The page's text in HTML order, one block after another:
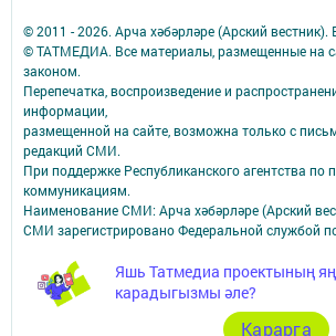
Яшь Татмедиа проектының
карадыгызмы әле?
Карарга
© 2011 - 2026. Арча хәбәрләре (Арский
© ТАТМЕДИА. Все материалы, размещенные на
законом.
Перепечатка, воспроизведение и
информации,
размещенной на сайте, возможна только с
редакций СМИ.
При поддержке Республиканского агентства по
коммуникациям.
Наименование СМИ: Арча хәбәрләре (Арский
СМИ зарегистрировано Федеральной службой
информационных технологий и массовых
запись о регистрации СМИ Эл № ФС77–87940 от
ФИО главного редактора: Насибуллин Исрафил
Адрес редакции: 422000, Российская Федерация,